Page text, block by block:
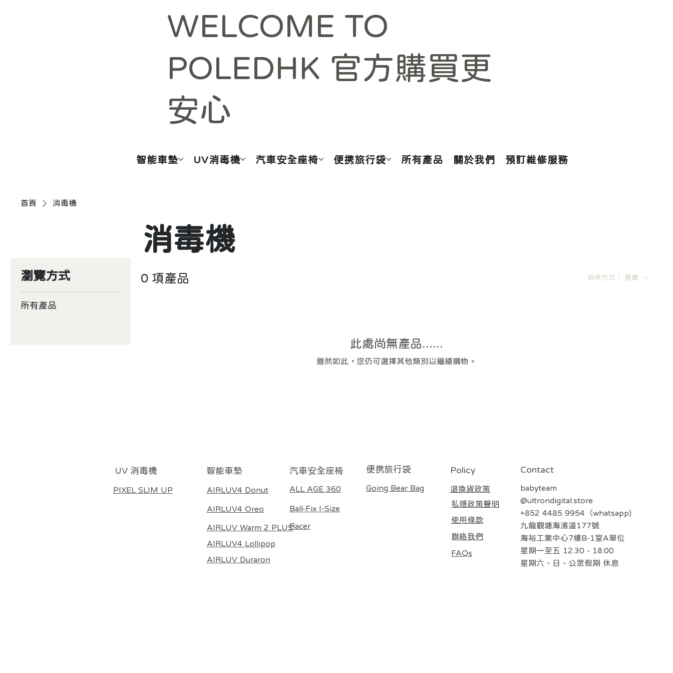
WELCOME TO
POLEDHK 官方購買更
安心
智能車墊 UV消毒機 汽車安全座椅 便携旅行袋 所有產品 關於我們 預訂維修服務
首頁 消毒機
消毒機
瀏覽方式
所有產品
0 項產品 排序方式： 推薦
此處尚無產品......
雖然如此，您仍可選擇其他類別以繼續購物。
UV 消毒機
PIXEL SLIM UP
智能車墊
AIRLUV4 Donut
AIRLUV4 Oreo
AIRLUV Warm 2 PLUS
AIRLUV4 Lollipop
AIRLUV Duraron
​汽車安全座椅
ALL AGE 360
Ball-Fix I-Size
Racer
​便携旅行袋
Going Bear Bag
Policy
退換貨政策
私隱政策聲明
使用條款
聯絡我們
FAQs
Contact
babyteam
@ultrondigital.store
+852 4485 9954（whatsapp)
九龍觀塘海濱道177號
海裕工業中心7樓B-1室A單位
星期一至五 12:30 - 18:00
​星期六、日、公眾假期 休息